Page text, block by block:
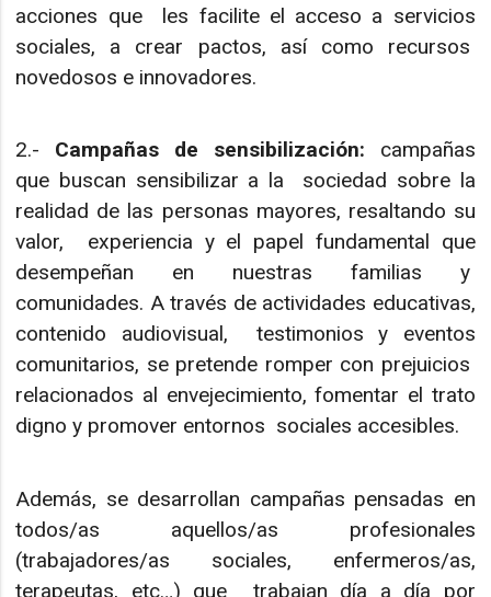
acciones que les facilite el acceso a servicios
sociales, a crear pactos, así como recursos
novedosos e innovadores.
2.- Campañas de sensibilización: campañas
que buscan sensibilizar a la sociedad sobre la
realidad de las personas mayores, resaltando su
valor, experiencia y el papel fundamental que
desempeñan en nuestras familias y
comunidades. A través de actividades educativas,
contenido audiovisual, testimonios y eventos
comunitarios, se pretende romper con prejuicios
relacionados al envejecimiento, fomentar el trato
digno y promover entornos sociales accesibles.
Además, se desarrollan campañas pensadas en
todos/as aquellos/as profesionales
(trabajadores/as sociales, enfermeros/as,
terapeutas, etc…) que trabajan día a día por